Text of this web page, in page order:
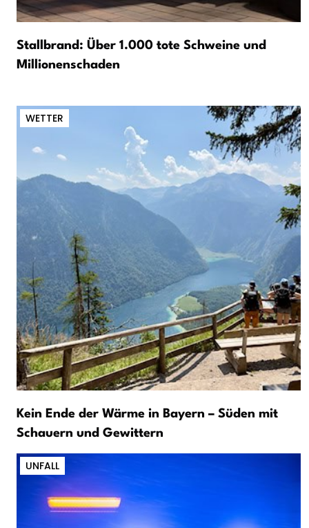
Stallbrand: Über 1.000 tote Schweine und
Millionenschaden
WETTER
Kein Ende der Wärme in Bayern – Süden mit
Schauern und Gewittern
UNFALL